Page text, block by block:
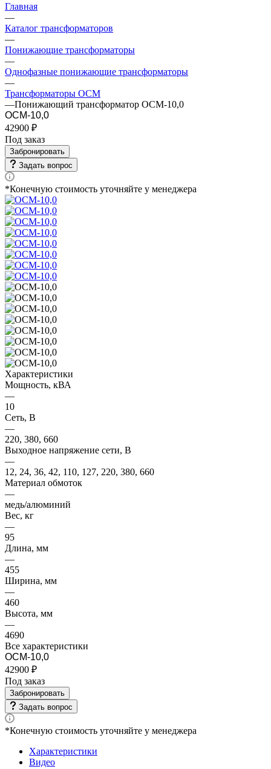
Главная
—
Каталог трансформаторов
—
Понижающие трансформаторы
—
Однофазные понижающие трансформаторы
—
Трансформаторы ОСМ
—Понижающий трансформатор ОСМ-10,0
ОСМ-10,0
42900 ₽
Под заказ
Забронировать
Задать вопрос
*Конечную стоимость уточняйте у менеджера
Характеристики
Мощность, кВА
—
10
Сеть, В
—
220, 380, 660
Выходное напряжение сети, В
—
12, 24, 36, 42, 110, 127, 220, 380, 660
Материал обмоток
—
медь/алюминий
Вес, кг
—
95
Длина, мм
—
455
Ширина, мм
—
460
Высота, мм
—
4690
Все характеристики
ОСМ-10,0
42900 ₽
Под заказ
Забронировать
Задать вопрос
*Конечную стоимость уточняйте у менеджера
Характеристики
Видео